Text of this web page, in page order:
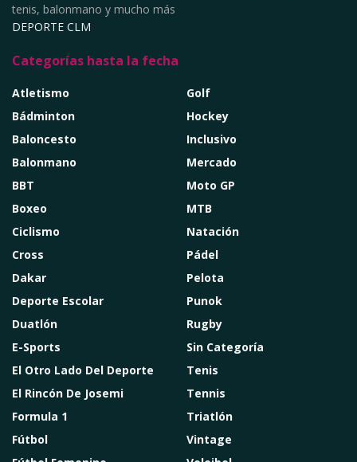
tenis, balonmano y mucho más
DEPORTE CLM
Categorías hasta la fecha
Atletismo
Bádminton
Baloncesto
Balonmano
BBT
Boxeo
Ciclismo
Cross
Dakar
Deporte Escolar
Duatlón
E-Sports
El Otro Lado Del Deporte
El Rincón De Josemi
Formula 1
Fútbol
Golf
Hockey
Inclusivo
Mercado
Moto GP
MTB
Natación
Pádel
Pelota
Punok
Rugby
Sin Categoría
Tenis
Tennis
Triatlón
Vintage